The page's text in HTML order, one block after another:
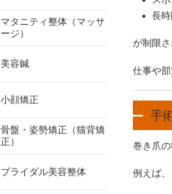
マタニティ整体（マッサ
ージ）
美容鍼
小顔矯正
骨盤・姿勢矯正（猫背矯
正）
ブライダル美容整体
長
が制限
仕事や
手
巻き爪
例えば、